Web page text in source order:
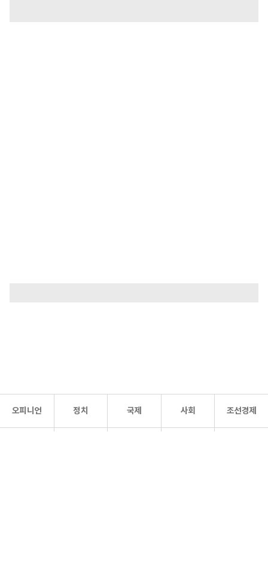
오피니언 정치 국제 사회 조선경제